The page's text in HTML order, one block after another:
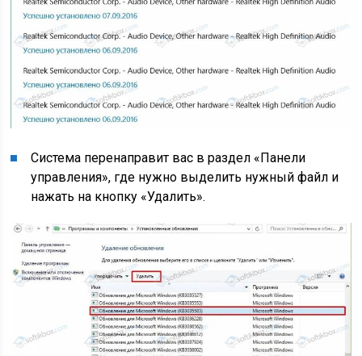
Система перенаправит вас в раздел «Панели
управления», где нужно выделить нужный файл и
нажать на кнопку «Удалить».